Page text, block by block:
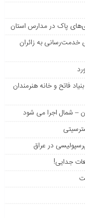
پاک در مدارس استان
خدمت‌رسانی به زائران
فاتح و خانه هنرمندان
– شمال اجرا می شود
در عراق
جدایی!